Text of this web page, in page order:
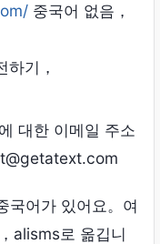
중국어 없음，
기，
대한 이메일 주소
국어가 있어요。여
alisms로 옮깁니